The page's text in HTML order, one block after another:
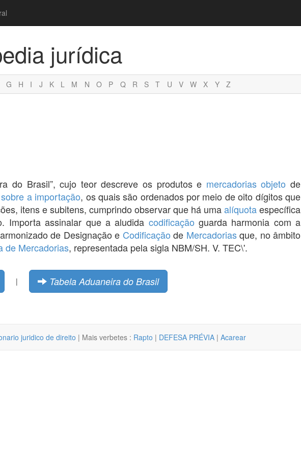
jurídica
G H I J K L M N O P Q R S T U V W X Y Z
do Brasil”, cujo teor descreve os produtos e mercadorias objeto de
a importação, os quais são ordenados por meio de oito dígitos que
itens e subitens, cumprindo observar que há umaalíquotaespecífica
Importa assinalar que a aludida codificação guarda harmonia com a
de Designação e Codificação de Mercadoriasque, no âmbito
de Mercadorias, representada pela sigla NBM/SH. V. TEC\'.
| Tabela Aduaneira do Brasil
juridico de direito | Mais verbetes : Rapto | DEFESA PRÉVIA | Acarear